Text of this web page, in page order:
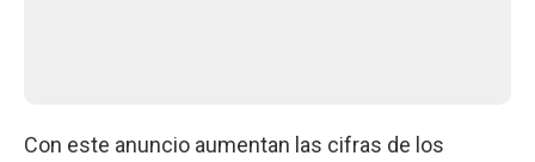
Con este anuncio aumentan las cifras de los